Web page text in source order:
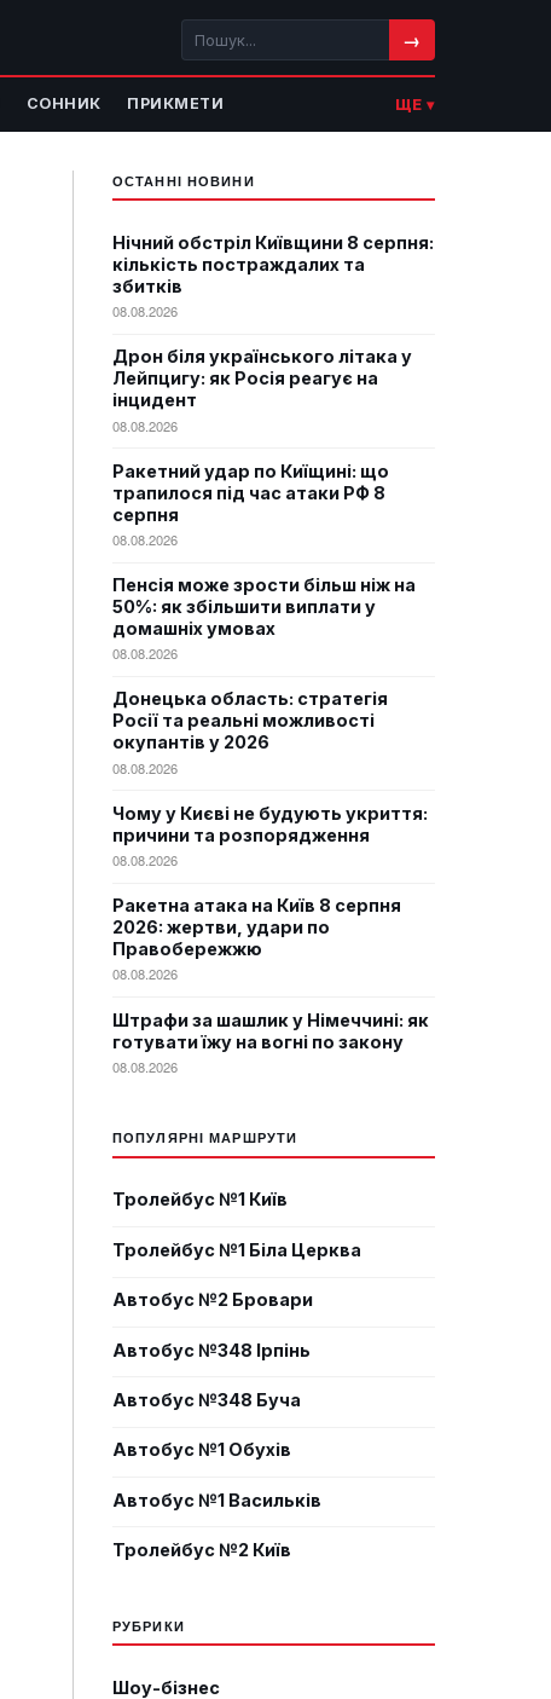
→
СОННИК ПРИКМЕТИ ЩЕ ▾
ОСТАННІ НОВИНИ
Нічний обстріл Київщини 8 серпня:
кількість постраждалих та
збитків
08.08.2026
Дрон біля українського літака у
Лейпцигу: як Росія реагує на
інцидент
08.08.2026
Ракетний удар по Киїщині: що
трапилося під час атаки РФ 8
серпня
08.08.2026
Пенсія може зрости більш ніж на
50%: як збільшити виплати у
домашніх умовах
08.08.2026
Донецька область: стратегія
Росії та реальні можливості
окупантів у 2026
08.08.2026
Чому у Києві не будують укриття:
причини та розпорядження
08.08.2026
Ракетна атака на Київ 8 серпня
2026: жертви, удари по
Правобережжю
08.08.2026
Штрафи за шашлик у Німеччині: як
готувати їжу на вогні по закону
08.08.2026
ПОПУЛЯРНІ МАРШРУТИ
Тролейбус №1 Київ
Тролейбус №1 Біла Церква
Автобус №2 Бровари
Автобус №348 Ірпінь
Автобус №348 Буча
Автобус №1 Обухів
Автобус №1 Васильків
Тролейбус №2 Київ
РУБРИКИ
Шоу-бізнес